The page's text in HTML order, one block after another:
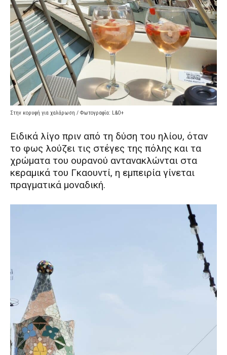
Στην κορυφή για χαλάρωση / Φωτογραφία: L&O+
Ειδικά λίγο πριν από τη δύση του ηλίου, όταν
το φως λούζει τις στέγες της πόλης και τα
χρώματα του ουρανού αντανακλώνται στα
κεραμικά του Γκαουντί, η εμπειρία γίνεται
πραγματικά μοναδική.